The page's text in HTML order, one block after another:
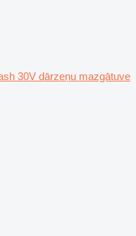
30V dārzeņu mazgātuve